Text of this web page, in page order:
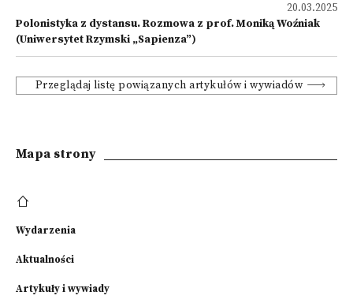
20.03.2025
Polonistyka z dystansu. Rozmowa z prof. Moniką Woźniak
(Uniwersytet Rzymski „Sapienza”)
Przeglądaj listę powiązanych artykułów i wywiadów
Mapa strony
Wydarzenia
Aktualności
Artykuły i wywiady